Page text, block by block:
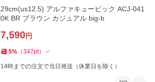
29cm(us12.5) アルファキュービック ACJ-041
0K BR ブラウン カジュアル big-b
7,590円
5% （347pt）
14時までの注文で当日発送（休業日を除く）